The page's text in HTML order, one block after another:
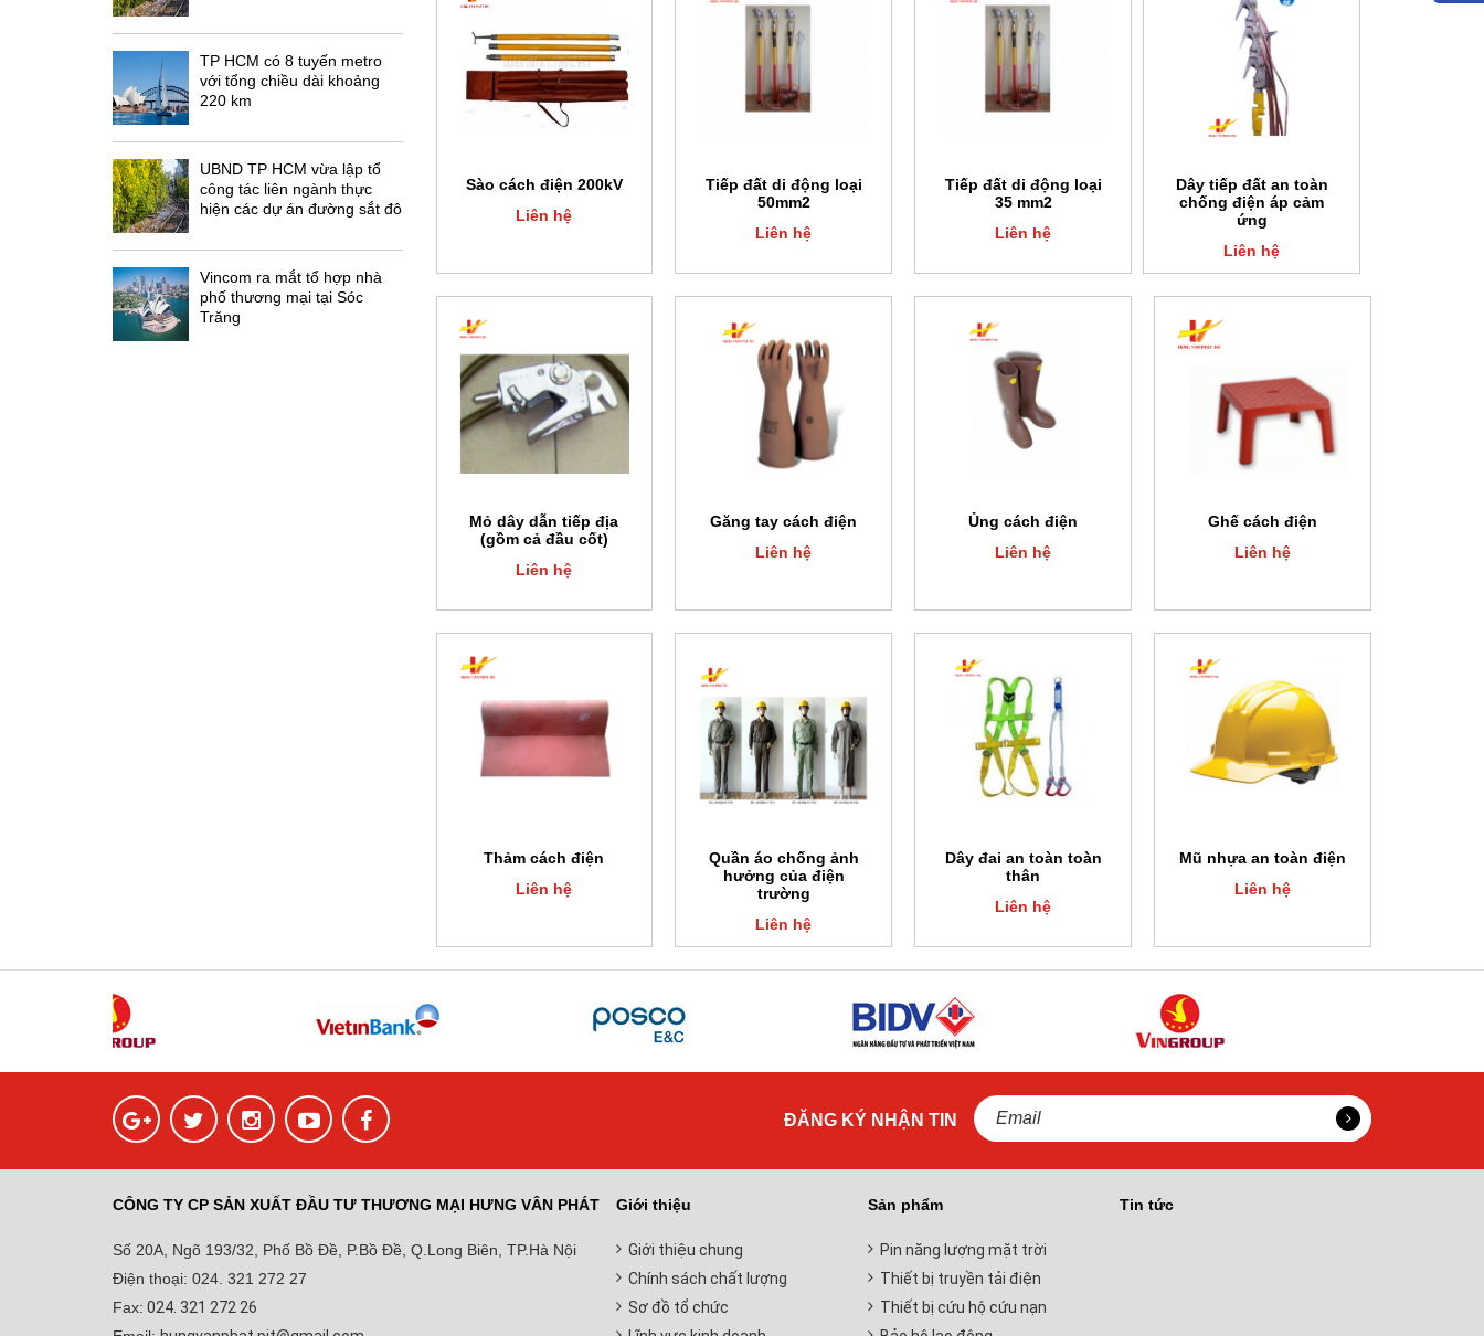
Sào cách điện 200kV
Liên hệ
Tiếp đất di động loại
50mm2
Liên hệ
Tiếp đất di động loại
35 mm2
Liên hệ
Dây tiếp đất an toàn
chống điện áp cảm
ứng
Liên hệ
Mỏ dây dẫn tiếp địa
(gồm cả đầu cốt)
Liên hệ
Găng tay cách điện
Liên hệ
Ủng cách điện
Liên hệ
Ghế cách điện
Liên hệ
Thảm cách điện
Liên hệ
Quần áo chống ảnh
hưởng của điện
trường
Liên hệ
Dây đai an toàn toàn
thân
Liên hệ
Mũ nhựa an toàn điện
Liên hệ
TP HCM có 8 tuyến metro
với tổng chiều dài khoảng
220 km
UBND TP HCM vừa lập tổ
công tác liên ngành thực
hiện các dự án đường sắt đô
Vincom ra mắt tổ hợp nhà
phố thương mại tại Sóc
Trăng
ĐĂNG KÝ NHẬN TIN
CÔNG TY CP SẢN XUẤT ĐẦU TƯ THƯƠNG MẠI HƯNG VÂN PHÁT
Số 20A, Ngõ 193/32, Phố Bồ Đề, P.Bồ Đề, Q.Long Biên, TP.Hà Nội
Điện thoại: 024. 321 272 27
Fax: 024. 321 272 26
Giới thiệu
Giới thiệu chung
Chính sách chất lượng
Sơ đồ tổ chức
Sản phẩm
Pin năng lượng mặt trời
Thiết bị truyền tải điện
Thiết bị cứu hộ cứu nạn
Tin tức